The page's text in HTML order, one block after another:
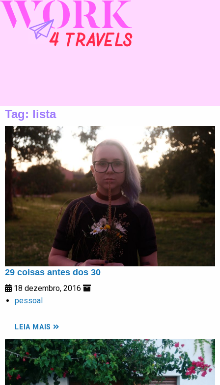
Tag: lista
29 coisas antes dos 30
18 dezembro, 2016
pessoal
LEIA MAIS